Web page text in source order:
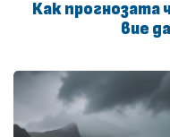
Как прогнозата
вие